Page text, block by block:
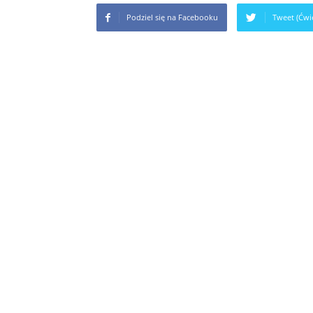
Podziel się na Facebooku Tweet